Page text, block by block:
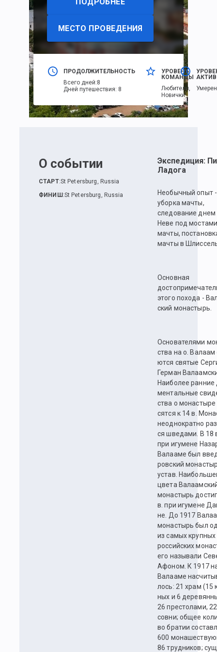
МЕСТО ПРОВЕДЕНИЯ
ПРОДОЛЖИТЕЛЬНОСТЬ
Всего дней:8
Дней путешествия: 8
УРОВЕНЬ
КОМАНДЫ
Любители,
Новички
О событии
СТАРТ:St Petersburg, Russia
ФИНИШ :St Petersburg, Russia
Экспедиция:
Ладога
Необычный опыт -
уборка мачты,
следование днем
Неве под
мачты,
мачты в
Основная
этого похода -
ский монастырь.
Ос­но­ва­те­ля­ми
ст­ва на о.
ют­ся свя­тые
Гер­ман
Наибо­лее
мен­таль­ные
ст­ва о
сят­ся к 14 в.
не­од­но­крат­но
ся шве­да­ми. В 18
при игу­ме­не
Ва­лаа­ме был
ров­ский
ус­тав.
цве­та
монастырь
в. при игу­ме­не
не. До 1917
монастырь был
из са­мых круп­ных
российских
его на­зы­ва­ли
Афо­ном. К 1917
Валаа­ме
лось: 21 храм
ных и 6
26 пре­стола­ми,
сов­ни; об­щее
во бра­тии
600
86 труд­ни­ков;